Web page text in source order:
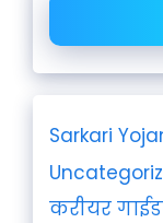
Sarkari
करीयर